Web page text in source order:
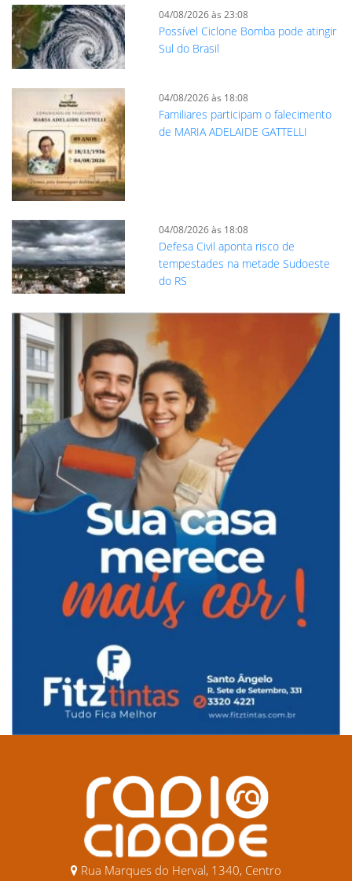
04/08/2026 às 23:08
Possível Ciclone Bomba pode atingir
Sul do Brasil
04/08/2026 às 18:08
Familiares participam o falecimento
de MARIA ADELAIDE GATTELLI
04/08/2026 às 18:08
Defesa Civil aponta risco de
tempestades na metade Sudoeste
do RS
Rua Marques do Herval, 1340, Centro